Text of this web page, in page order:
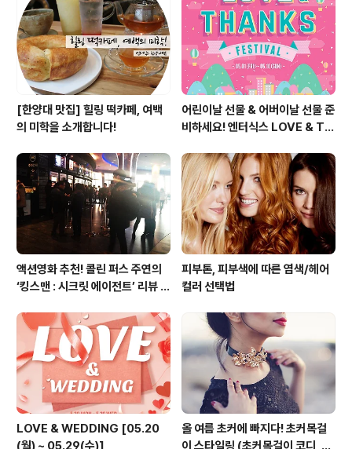
[한양대 맛집] 힐링 떡카페, 여백
의 미학을 소개합니다!
어린이날 선물 & 어버이날 선물 준
비하세요! 엔터식스 LOVE & TH
~ 05.10]
액션영화 추천! 콜린 퍼스 주연의
‘킹스맨 : 시크릿 에이전트’ 리뷰 &
피부톤, 피부색에 따른 염색/헤어
컬러 선택법
LOVE & WEDDING [05.20
올 여름 초커에 빠지다! 초커목걸